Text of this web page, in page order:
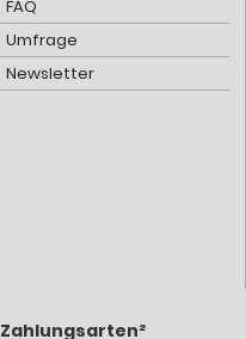
FAQ
Umfrage
Newsletter
Zahlungsarten²